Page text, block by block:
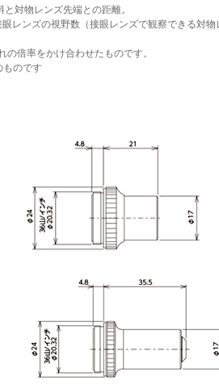
対物レンズ先端との距離。
レンズの視野数（接眼レンズで観察できる対物
倍率をかけ合わせたものです。
のです